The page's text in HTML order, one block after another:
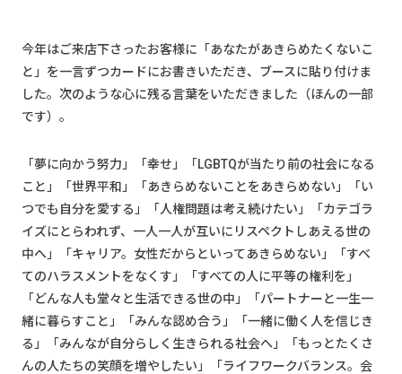
今年はご来店下さったお客様に「あなたがあきらめたくないこ
と」を一言ずつカードにお書きいただき、ブースに貼り付けま
した。次のような心に残る言葉をいただきました（ほんの一部
です）。
「夢に向かう努力」「幸せ」「LGBTQが当たり前の社会になる
こと」「世界平和」「あきらめないことをあきらめない」「い
つでも自分を愛する」「人権問題は考え続けたい」「カテゴラ
イズにとらわれず、一人一人が互いにリスペクトしあえる世の
中へ」「キャリア。女性だからといってあきらめない」「すべ
てのハラスメントをなくす」「すべての人に平等の権利を」
「どんな人も堂々と生活できる世の中」「パートナーと一生一
緒に暮らすこと」「みんな認め合う」「一緒に働く人を信じき
る」「みんなが自分らしく生きられる社会へ」「もっとたくさ
んの人たちの笑顔を増やしたい」「ライフワークバランス。会